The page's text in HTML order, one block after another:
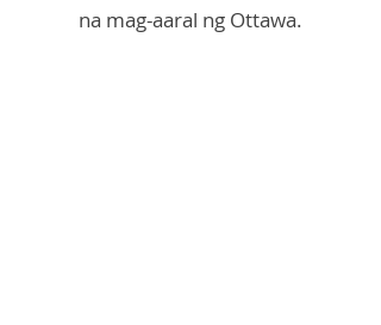
na mag-aaral ng Ottawa.